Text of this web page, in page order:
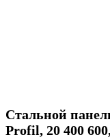
Стальной
Profil, 20 400